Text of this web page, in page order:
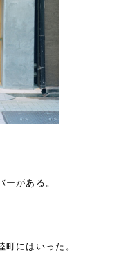
がある。
にはいった。